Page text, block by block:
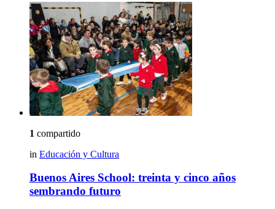
1 compartido
in Educación y Cultura
Buenos Aires School: treinta y cinco años
sembrando futuro